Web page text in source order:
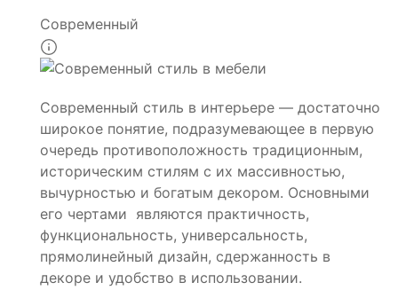
Современный
Современный стиль в интерьере — достаточно
широкое понятие, подразумевающее в первую
очередь противоположность традиционным,
историческим стилям с их массивностью,
вычурностью и богатым декором. Основными
его чертами являются практичность,
функциональность, универсальность,
прямолинейный дизайн, сдержанность в
декоре и удобство в использовании.